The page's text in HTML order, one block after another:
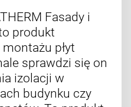
Fasady i
produkt
płyt
sprawdzi się on
izolacji w
budynku czy